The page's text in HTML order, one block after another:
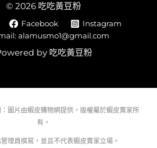
© 2026 吃吃黃豆粉
Facebook
Instagram
alamusmo1@gmail.com
by 吃吃黃豆粉
圖片由蝦皮購物網提供，版權屬於蝦皮賣家所
有。
理員撰寫，並且不代表蝦皮賣家立場。